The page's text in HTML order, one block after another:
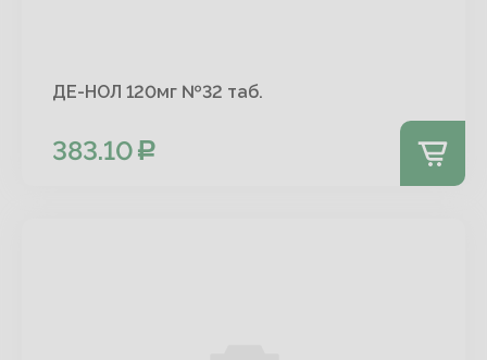
ДЕ-НОЛ 120мг №32 таб.
383.10